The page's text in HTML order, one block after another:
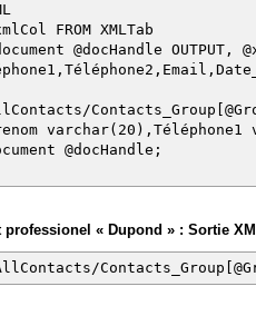
FROM XMLTab
@docHandle OUTPUT,
AllContacts/
@docHandle;
« Dupond » : Sortie